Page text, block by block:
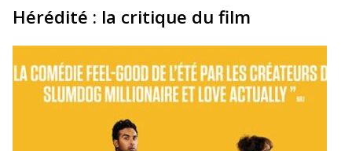
Hérédité : la critique du film